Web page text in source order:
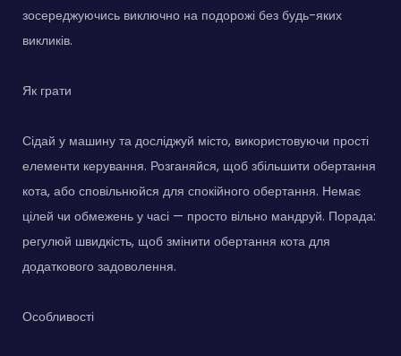
зосереджуючись виключно на подорожі без будь-яких
викликів.
Як грати
Сідай у машину та досліджуй місто, використовуючи прості
елементи керування. Розганяйся, щоб збільшити обертання
кота, або сповільнюйся для спокійного обертання. Немає
цілей чи обмежень у часі — просто вільно мандруй. Порада:
регулюй швидкість, щоб змінити обертання кота для
додаткового задоволення.
Особливості